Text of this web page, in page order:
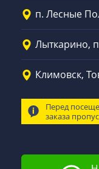
п. Лесные
Лыткарино,
Климовск,
Перед
заказа